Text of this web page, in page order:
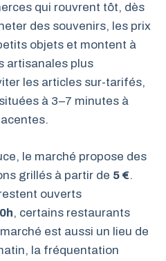
qui rouvrent tôt, dès
des souvenirs, les prix
objets et montent à
artisanales plus
les articles sur-tarifés,
à 3–7 minutes à
le marché propose des
grillés à partir de 5 €.
ouverts
, certains restaurants
est aussi un lieu de
la fréquentation